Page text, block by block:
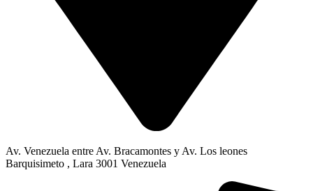
Av. Venezuela entre Av. Bracamontes y Av. Los leones
Barquisimeto , Lara 3001 Venezuela